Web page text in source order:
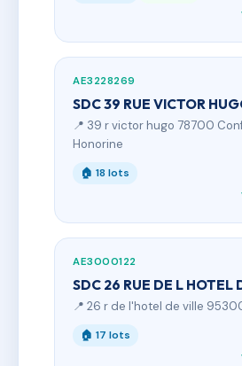
AE3228269
SDC 39 RUE VICTOR
📍 39 r victor hugo 78700
Honorine
🏠 18 lots
AE3000122
SDC 26 RUE DE L HOTEL
📍 26 r de l'hotel de ville
🏠 17 lots